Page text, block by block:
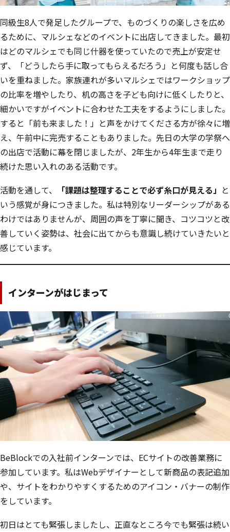
同級生8人で発足したグループで、ものづくりの楽しさを広め
るために、マルシェなどのイベントに出店してきました。最初
はどのマルシェでも同じ什器を使っていたので売上が安定せ
ず、「どうしたら手に取ってもらえるだろう」と何度も話し合
いを重ねました。家族連れが多いマルシェではワークショップ
の比率を増やしたり、机の高さを子ども向けに低くしたりと、
細かいですがイベントに合わせた工夫をするようにしました。
すると「前も来ました！」と声をかけてくださる方が徐々に増
え、午前中に完売することもありました。先日の大学の学祭へ
の出店で活動に幕を閉じましたが、2年生から4年生まで走り
続けた思い入れのある活動です。
活動を通して、
「課題は整理することで必ず糸口が見える」 と
いう感覚が身につきました。私は特別なリーダーシップがある
わけではありませんが、周囲の声を丁寧に聞き、コツコツと改
善していく姿勢は、社会に出てからも意識し続けていきたいと
感じています。
インターンがはじまって
BeBlockでの入社前インターンでは、ECサイトの改善業務に
参加しています。私はWebデザイナーとして新商品の表記追加
や、サイトをわかりやすくするためのアイコン・バナーの制作
をしています。
初日はとても緊張しましたし、正直なところ今でも緊張は続い